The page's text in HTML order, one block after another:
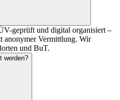
geprüft und digital organisiert –
anonymer Vermittlung. Wir
und BuT.
werden?